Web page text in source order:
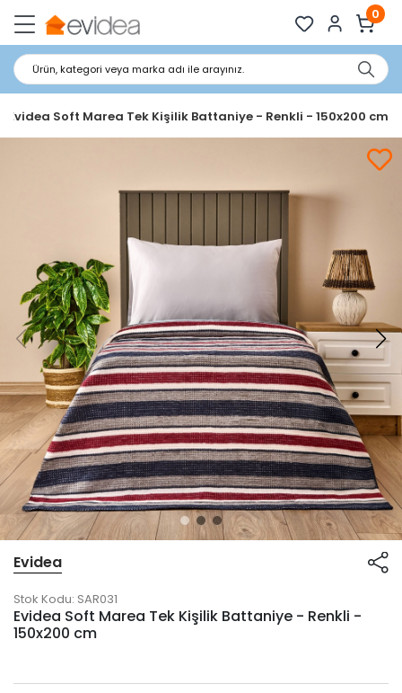
0
Ürün, kategori veya marka adı ile arayınız.
Evidea Soft Marea Tek Kişilik Battaniye - Renkli - 150x200 cm
Evidea
Stok Kodu: SAR031
Evidea Soft Marea Tek Kişilik Battaniye - Renkli -
150x200 cm